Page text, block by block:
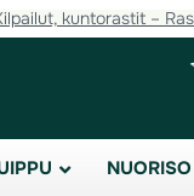
kuntorastit –
NUORISO